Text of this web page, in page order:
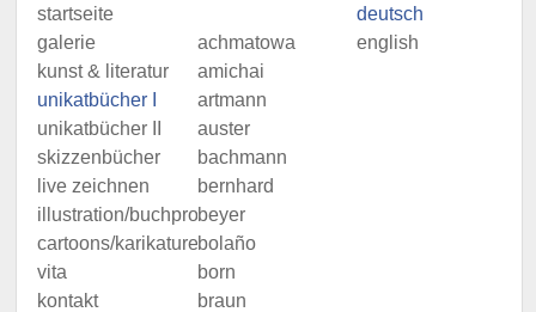
startseite
galerie
kunst & literatur
unikatbücher I
unikatbücher II
skizzenbücher
live zeichnen
illustration/buchprojekte
cartoons/karikaturen
vita
kontakt
achmatowa
amichai
artmann
auster
bachmann
bernhard
beyer
bolaño
born
braun
deutsch
english